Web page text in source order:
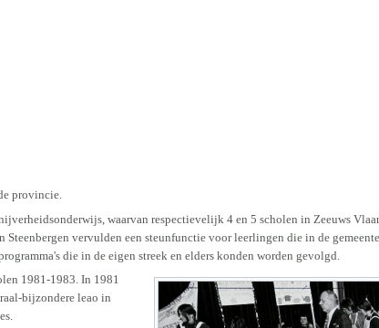
provincie.
waarvan respectievelijk 4 en 5 scholen in Zeeuws
vervulden een steunfunctie voor leerlingen die in de
die in de eigen streek en elders konden worden gevolgd.
1981-1983. In 1981
bijzondere leao in